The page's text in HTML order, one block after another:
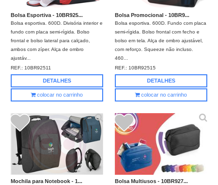
Bolsa Esportiva - 10BR925...
Bolsa esportiva. 600D. Divisória interior e
fundo com placa semi-rígida. Bolso
frontal e bolso lateral para calçado,
ambos com zíper. Alça de ombro
ajustáv...
REF.: 10BR92511
DETALHES
colocar no carrinho
Bolsa Promocional - 10BR9...
Bolsa esportiva. 600D. Fundo com placa
semi-rígida. Bolso frontal com fecho e
bolso em tela. Alça de ombro ajustável,
com reforço. Squeeze não incluso.
460...
REF.: 10BR92515
DETALHES
colocar no carrinho
Mochila para Notebook - 1... Bolsa Multiusos - 10BR927...